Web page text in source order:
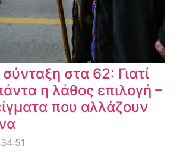
στα 62: Γιατί
η λάθος επιλογή –
που αλλάζουν